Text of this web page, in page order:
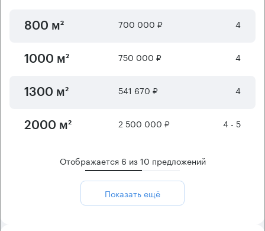
800 м² 700 000 ₽ 4
1000 м² 750 000 ₽ 4
1300 м² 541 670 ₽ 4
2000 м² 2 500 000 ₽ 4 - 5
Отображается 6 из10 предложений
Показать ещё